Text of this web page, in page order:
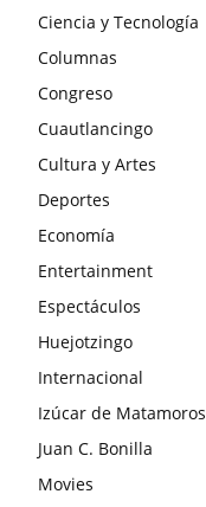
Ciencia y Tecnología
Columnas
Congreso
Cuautlancingo
Cultura y Artes
Deportes
Economía
Entertainment
Espectáculos
Huejotzingo
Internacional
Izúcar de Matamoros
Juan C. Bonilla
Movies